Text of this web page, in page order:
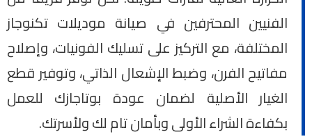
الفنيين المحترفين في صيانة موديلات تكنوجاز
المختلفة، مع التركيز على تسليك الفونيات، وإصلاح
مفاتيح الفرن، وضبط الإشعال الذاتي، وتوفير قطع
الغيار الأصلية لضمان عودة بوتاجازك للعمل
بكفاءة الشراء الأولى وبأمان تام لك ولأسرتك.